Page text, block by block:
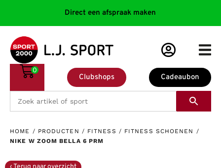
Direct een afspraak maken
Cadeaubon
Clubshops
0
HOME / PRODUCTEN / FITNESS / FITNESS SCHOENEN /
NIKE W ZOOM BELLA 6 PRM